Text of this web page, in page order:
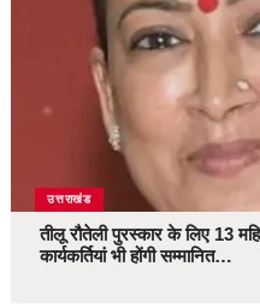
उत्तराखंड
तीलू रौतेली पुरस्कार के लिए 13
कार्यकर्तियां भी होंगी सम्मानित…